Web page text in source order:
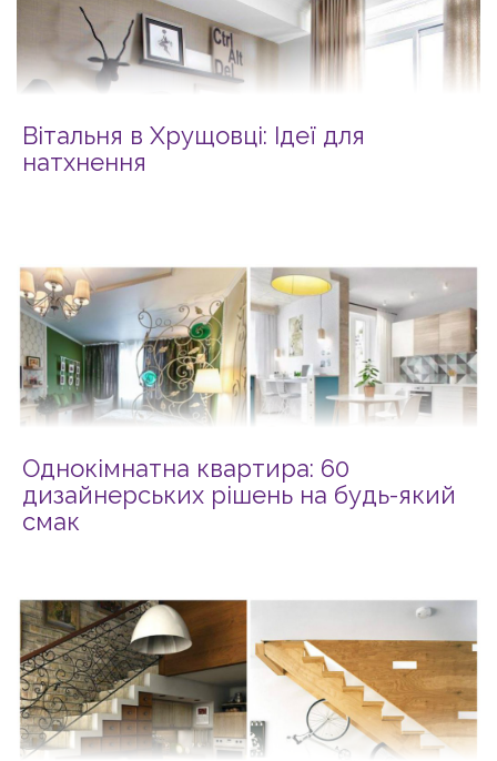
Вітальня в Хрущовці: Ідеї для
натхнення
Однокімнатна квартира: 60
дизайнерських рішень на будь-який
смак